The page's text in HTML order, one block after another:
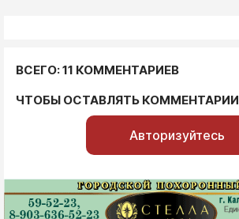
ВСЕГО: 11 КОММЕНТАРИЕВ
ЧТОБЫ ОСТАВЛЯТЬ КОММЕНТАРИИ
Авторизуйтесь